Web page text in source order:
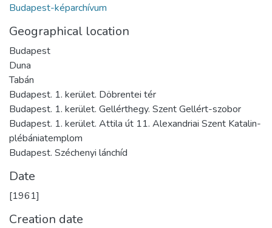
Budapest-képarchívum
Geographical location
Budapest
Duna
Tabán
Budapest. 1. kerület. Döbrentei tér
Budapest. 1. kerület. Gellérthegy. Szent Gellért-szobor
Budapest. 1. kerület. Attila út 11. Alexandriai Szent Katalin-
plébániatemplom
Budapest. Széchenyi lánchíd
Date
[1961]
Creation date